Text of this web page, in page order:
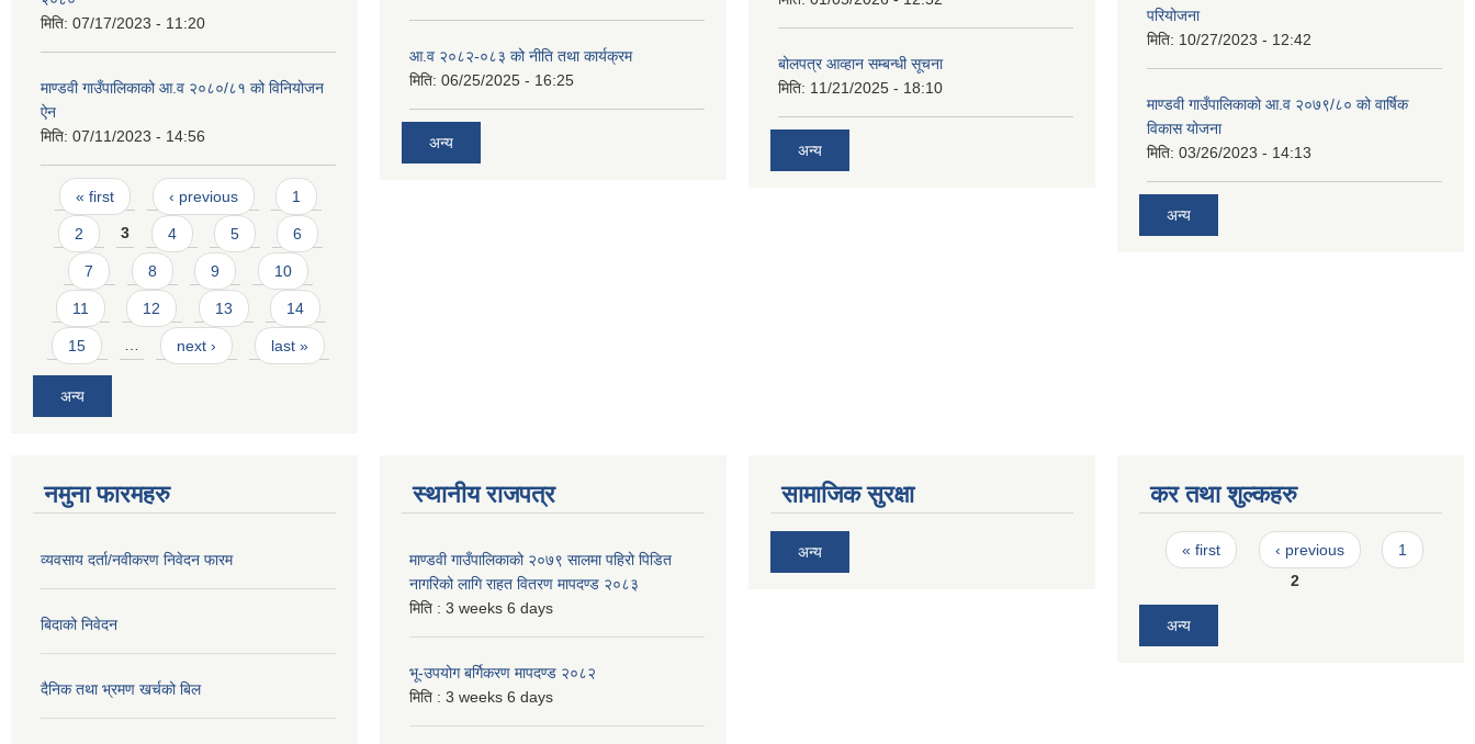
मिति: 07/17/2023 - 11:20
माण्डवी गाउँपालिकाको आ.व २०८०/८१ को विनियोजन
ऐन
मिति: 07/11/2023 - 14:56
Pages
« first ‹ previous 1
2 3 4 5 6
7 8 9 10
11 12 13 14
15 … next › last »
अन्य
आ.व २०८२-०८३ को नीति तथा कार्यक्रम
मिति: 06/25/2025 - 16:25
अन्य
बोलपत्र आव्हान सम्बन्धी सूचना
मिति: 11/21/2025 - 18:10
अन्य
परियोजना
मिति: 10/27/2023 - 12:42
माण्डवी गाउँपालिकाको आ.व २०७९/८० को वार्षिक
विकास योजना
मिति: 03/26/2023 - 14:13
अन्य
नमुना फारमहरु
व्यवसाय दर्ता/नवीकरण निवेदन फारम
बिदाको निवेदन
दैनिक तथा भ्रमण खर्चको बिल
स्थानीय राजपत्र
माण्डवी गाउँपालिकाको २०७९ सालमा पहिरो पिडित
नागरिको लागि राहत वितरण मापदण्ड २०८३
मिति : 3 weeks 6 days
भू-उपयोग बर्गिकरण मापदण्ड २०८२
मिति : 3 weeks 6 days
सामाजिक सुरक्षा
अन्य
कर तथा शुल्कहरु
Pages
« first ‹ previous
1
2
अन्य